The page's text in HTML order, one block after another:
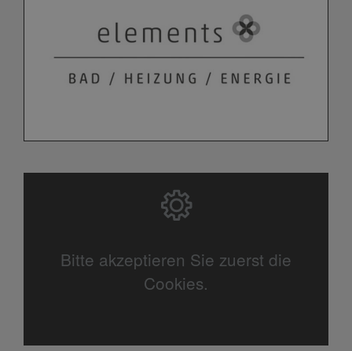
Bitte akzeptieren Sie zuerst die
Cookies.